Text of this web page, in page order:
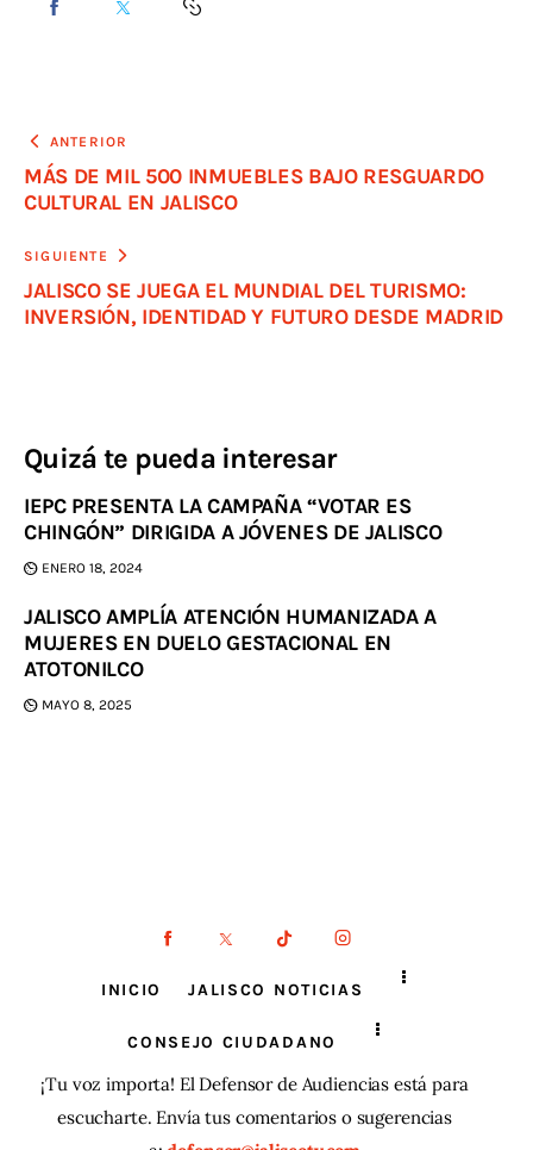
ANTERIOR
MÁS DE MIL 500 INMUEBLES BAJO RESGUARDO
CULTURAL EN JALISCO
SIGUIENTE
JALISCO SE JUEGA EL MUNDIAL DEL TURISMO:
INVERSIÓN, IDENTIDAD Y FUTURO DESDE MADRID
Quizá te pueda interesar
IEPC PRESENTA LA CAMPAÑA “VOTAR ES
CHINGÓN” DIRIGIDA A JÓVENES DE JALISCO
ENERO 18, 2024
JALISCO AMPLÍA ATENCIÓN HUMANIZADA A
MUJERES EN DUELO GESTACIONAL EN
ATOTONILCO
MAYO 8, 2025
INICIO JALISCO NOTICIAS
CONSEJO CIUDADANO
¡Tu voz importa! El Defensor de Audiencias está para
escucharte. Envía tus comentarios o sugerencias